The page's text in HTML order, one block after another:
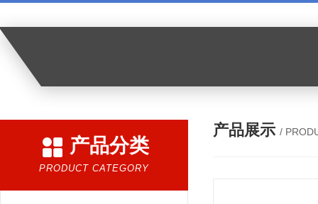
产品分类
PRODUCT CATEGORY
产品展示 /